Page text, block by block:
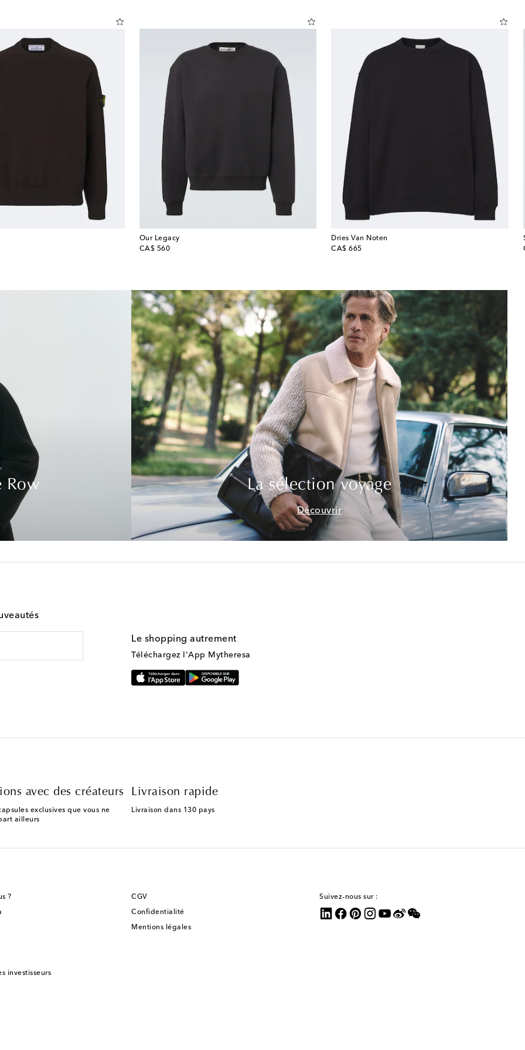
Our Legacy
CA$ 560
original price
Dries Van Noten
CA$ 665
original price
Row La sélection voyage
Découvrir
Le shopping autrement
Téléchargez l'App Mytheresa
avec des créateurs
exclusives que vous ne
ailleurs
Livraison rapide
Livraison dans 130 pays
?
investisseurs
CGV
Confidentialité
Mentions légales
Suivez-nous sur :